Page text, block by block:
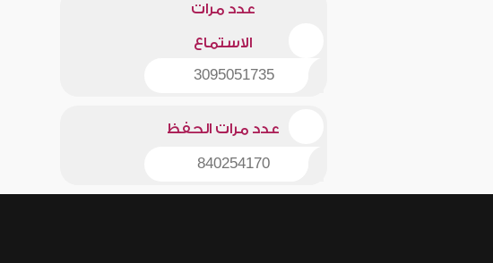
عدد مرات
الاستماع
3095051735
عدد مرات الحفظ
840254170